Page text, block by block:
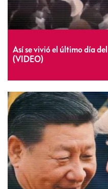
Así se vivió el último día
(VIDEO)